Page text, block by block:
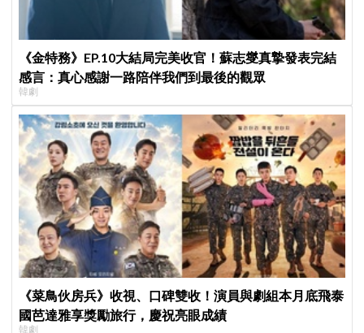
《金特務》EP.10大結局完美收官！蘇志燮真摯發表完結
感言：真心感謝一路陪伴我們到最後的觀眾
韓劇
《菜鳥伙房兵》收視、口碑雙收！演員與劇組本月底飛泰
國芭達雅享獎勵旅行，慶祝亮眼成績
韓劇